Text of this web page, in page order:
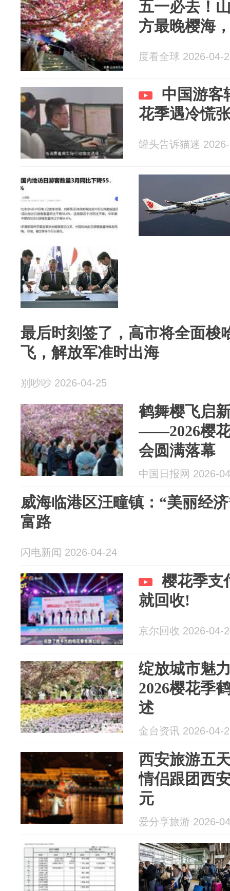
五一必去！
方最晚樱海
度看全球 2026-04-
中国游客
花季遇冷慌
罐头告诉猫迷
最后时刻签了，高市将全面梭
飞，解放军准时出海
别吵吵 2026-04-25
鹤舞樱飞启
——2026樱花
会圆满落幕
中国日报网 2026-
威海临港区汪疃镇：“美丽经
富路
闪电新闻 2026-04-24
樱花季支
就回收!
京尔回收 2026-04-
绽放城市魅
2026樱花季
述
金台资讯 2026-04-
西安旅游五
情侣跟团西
元
爱分享旅游 2026-